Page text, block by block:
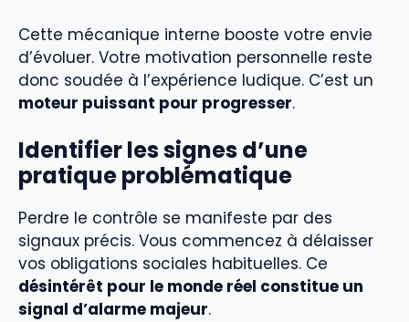
Cette mécanique interne booste votre envie
d’évoluer. Votre motivation personnelle reste
donc soudée à l’expérience ludique. C’est un
moteur puissant pour progresser.
Identifier les signes d’une
pratique problématique
Perdre le contrôle se manifeste par des
signaux précis. Vous commencez à délaisser
vos obligations sociales habituelles. Ce
désintérêt pour le monde réel constitue un
signal d’alarme majeur.